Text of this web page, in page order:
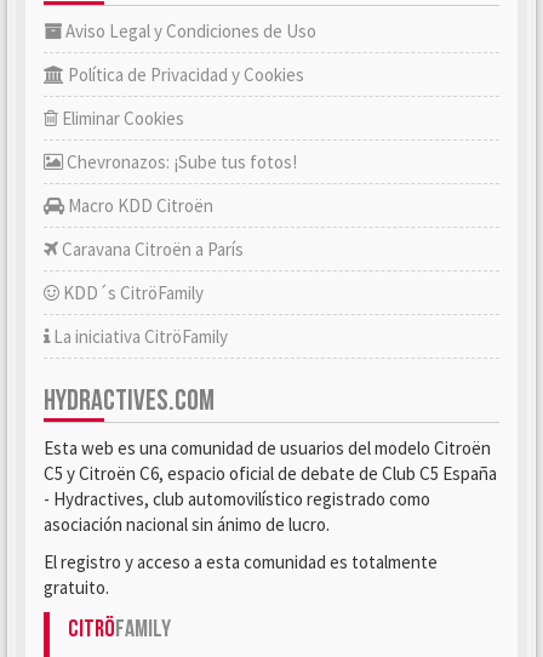
Aviso Legal y Condiciones de Uso
Política de Privacidad y Cookies
Eliminar Cookies
Chevronazos: ¡Sube tus fotos!
Macro KDD Citroën
Caravana Citroën a París
KDD´s CitröFamily
La iniciativa CitröFamily
HYDRACTIVES.COM
Esta web es una comunidad de usuarios del modelo Citroën
C5 y Citroën C6, espacio oficial de debate de Club C5 España
- Hydractives, club automovilístico registrado como
asociación nacional sin ánimo de lucro.
El registro y acceso a esta comunidad es totalmente
gratuito.
CitröFamily